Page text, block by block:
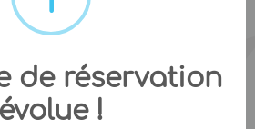
de réservation
évolue !